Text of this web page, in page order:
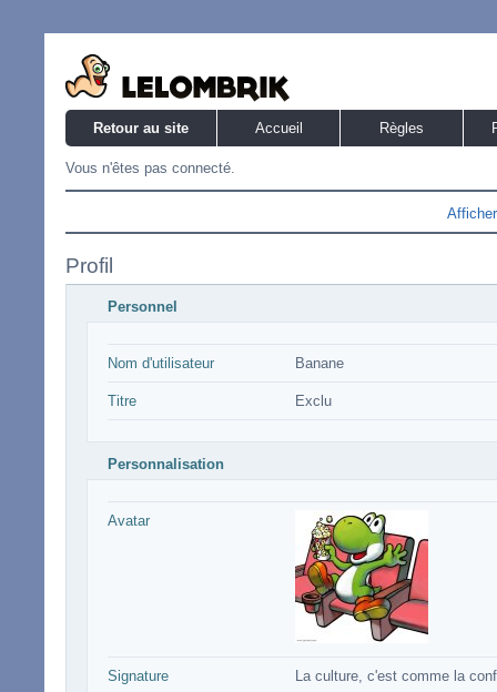
Retour au site Accueil Règles
Vous n'êtes pas connecté.
Profil
Personnel
Nom d'utilisateur Banane
Titre Exclu
Personnalisation
Avatar
Signature La culture, c'est comme la